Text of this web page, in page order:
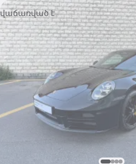
վաճառված է